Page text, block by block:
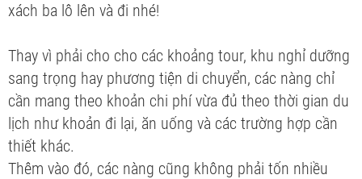
xách ba lô lên và đi nhé!
Thay vì phải cho cho các khoảng tour, khu nghỉ dưỡng
sang trọng hay phương tiện di chuyển, các nàng chỉ
cần mang theo khoản chi phí vừa đủ theo thời gian du
lịch như khoản đi lại, ăn uống và các trường hợp cần
thiết khác.
Thêm vào đó, các nàng cũng không phải tốn nhiều